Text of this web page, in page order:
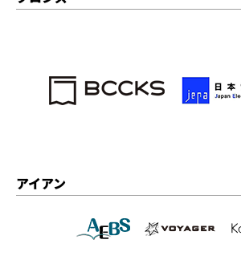
アイアン